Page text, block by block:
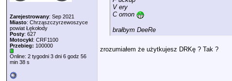
Zarejestrowany: Sep 2021
Miasto: Chrząszczyrzewoszyce
powiat Łękołody
Posty: 627
Motocykl: CRF1100
Przebieg: 100000
Online: 2 tygodni 3 dni 6 godz 56
min 38 s
V ery
C omon
brałbym DeeRe
zrozumiałem że użytkujesz DRKę ? Tak ?